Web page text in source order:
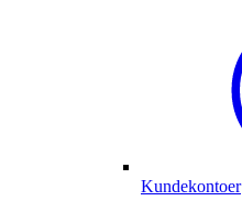
Kundekontoer